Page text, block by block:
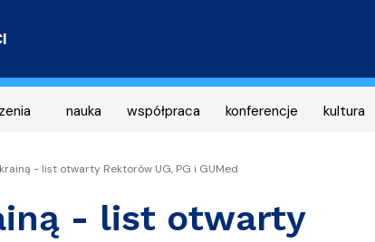
nauka współpraca konferencje kultura
- list otwarty Rektorów UG, PG i GUMed
- list otwarty